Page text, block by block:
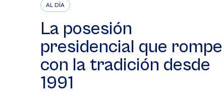
AL DÍA
La posesión
presidencial que rompe
con la tradición desde
1991